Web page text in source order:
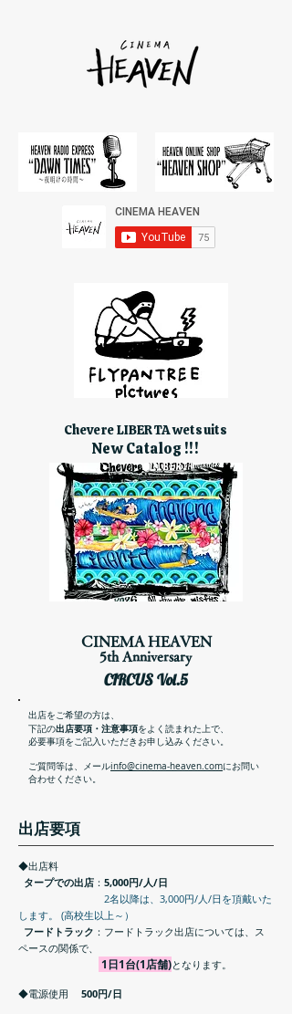
Chevere LIBERTA wetsuits
New Catalog !!!
CIRCUS Vol.5
CINEMA HEAVEN
5th Anniversary​
​出店をご希望の方は、
下記の出店要項・注意事項をよく読まれた上で、
必要事項をご記入いただきお申し込みください。
ご質問等は、メールinfo@cinema-heaven.comにお問い
合わせください。
​出店要項
◆出店料
タープでの出店 ： 5,000円/人/日
2名以降は、3,000円/人/日を頂戴いた
します。 (高校生以上～）
フードトラック ：フードトラック出店については、ス
ペースの関係で、
1日1台(1店舗)となります。
◆電源使用 500円/日